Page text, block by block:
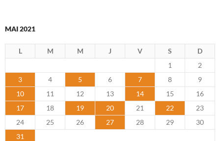
MAI 2021
L M M J V S
D
1
2
3
4 5 6 7 8
9
10
11 12 13 14 15
16
17
18 19 20 21 22
23
24
25 26 27 28 29
30
31